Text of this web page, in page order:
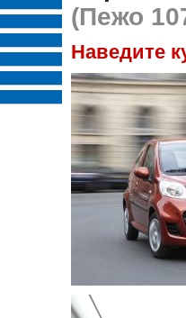
(Пежо
Наведите